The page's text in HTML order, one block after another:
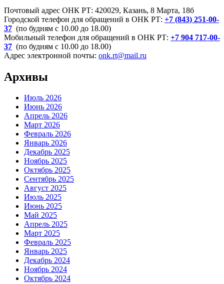
Почтовый адрес ОНК РТ: 420029, Казань, 8 Марта, 18б
Городской телефон для обращений в ОНК РТ: +7 (843) 251-00-
37 (по будням с 10.00 до 18.00)
Мобильный телефон для обращений в ОНК РТ: +7 904 717-00-
37 (по будням с 10.00 до 18.00)
Адрес электронной почты: onk.rt@mail.ru
Архивы
Июль 2026
Июнь 2026
Апрель 2026
Март 2026
Февраль 2026
Январь 2026
Декабрь 2025
Ноябрь 2025
Октябрь 2025
Сентябрь 2025
Август 2025
Июль 2025
Июнь 2025
Май 2025
Апрель 2025
Март 2025
Февраль 2025
Январь 2025
Декабрь 2024
Ноябрь 2024
Октябрь 2024